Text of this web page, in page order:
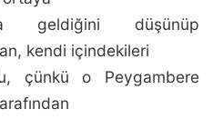
geldiğini düşünüp
kendi için­dekileri
çünkü o Peygambere